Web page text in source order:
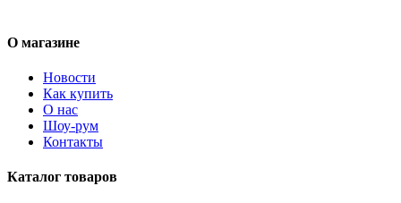
О магазине
Новости
Как купить
О нас
Шоу-рум
Контакты
Каталог товаров